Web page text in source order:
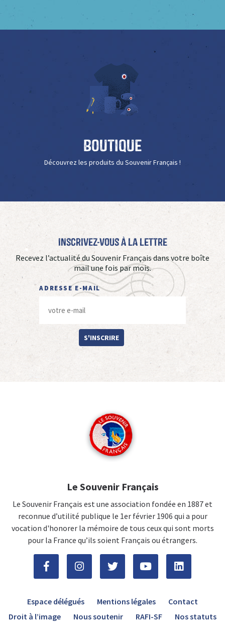
Boutique
Découvrez les produits du Souvenir Français !
Inscrivez-vous à La Lettre
Recevez l’actualité du Souvenir Français dans votre boîte
mail une fois par mois.
ADRESSE E-MAIL
S'INSCRIRE
Le Souvenir Français
Le Souvenir Français est une association fondée en 1887 et
reconnue d’utilité publique le 1er février 1906 qui a pour
vocation d'honorer la mémoire de tous ceux qui sont morts
pour la France qu’ils soient Français ou étrangers.
Espace délégués Mentions légales
Contact
Droit à l’image
Nous soutenir RAFI-SF Nos statuts